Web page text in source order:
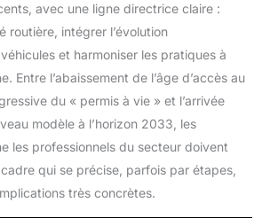
avec une ligne directrice claire :
routière, intégrer l’évolution
et harmoniser les pratiques à
Entre l’abaissement de l’âge d’accès au
du « permis à vie » et l’arrivée
modèle à l’horizon 2033, les
les professionnels du secteur doivent
qui se précise, parfois par étapes,
très concrètes.